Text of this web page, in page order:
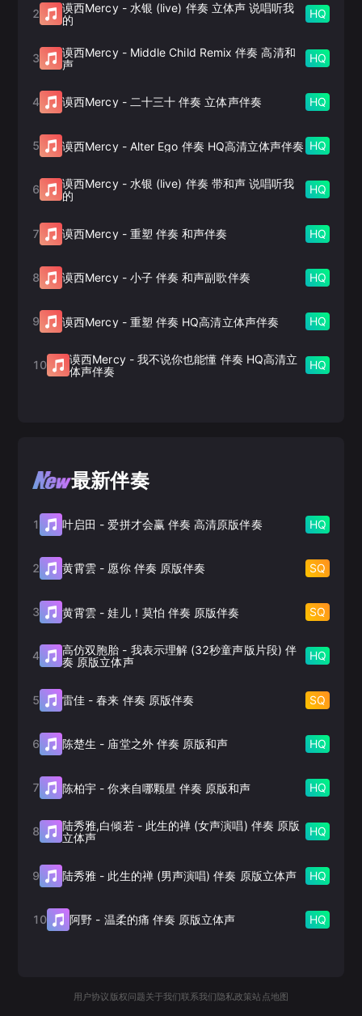
2 谟西Mercy- 水银 (live) 伴奏 立体声 说唱听我
的
HQ
3 谟西Mercy- Middle Child Remix 伴奏 高清和
声
HQ
4 谟西Mercy- 二十三十 伴奏 立体声伴奏 HQ
5 谟西Mercy- Alter Ego 伴奏 HQ高清立体声伴奏 HQ
6 谟西Mercy- 水银 (live) 伴奏 带和声 说唱听我
的
HQ
7 谟西Mercy- 重塑 伴奏 和声伴奏 HQ
8 谟西Mercy- 小子 伴奏 和声副歌伴奏 HQ
9 谟西Mercy- 重塑 伴奏 HQ高清立体声伴奏 HQ
10 谟西Mercy- 我不说你也能懂 伴奏 HQ高清立
体声伴奏
HQ
最新伴奏
1 叶启田 -爱拼才会赢 伴奏 高清原版伴奏 HQ
2 黄霄雲 - 愿你 伴奏 原版伴奏 SQ
3 黄霄雲 -娃儿！莫怕 伴奏 原版伴奏 SQ
4 高仿双胞胎 - 我表示理解 (32秒童声版片段) 伴
奏 原版立体声
HQ
5 雷佳 -春来 伴奏 原版伴奏 SQ
6 陈楚生 - 庙堂之外 伴奏 原版和声 HQ
7 陈柏宇 -你来自哪颗星 伴奏 原版和声 HQ
8 陆秀雅,白倾若- 此生的禅 (女声演唱) 伴奏 原版
立体声
HQ
9 陆秀雅 - 此生的禅 (男声演唱) 伴奏 原版立体声 HQ
10 阿野 - 温柔的痛 伴奏 原版立体声 HQ
用户协议 版权问题关于我们联系我们 隐私政策站点地图